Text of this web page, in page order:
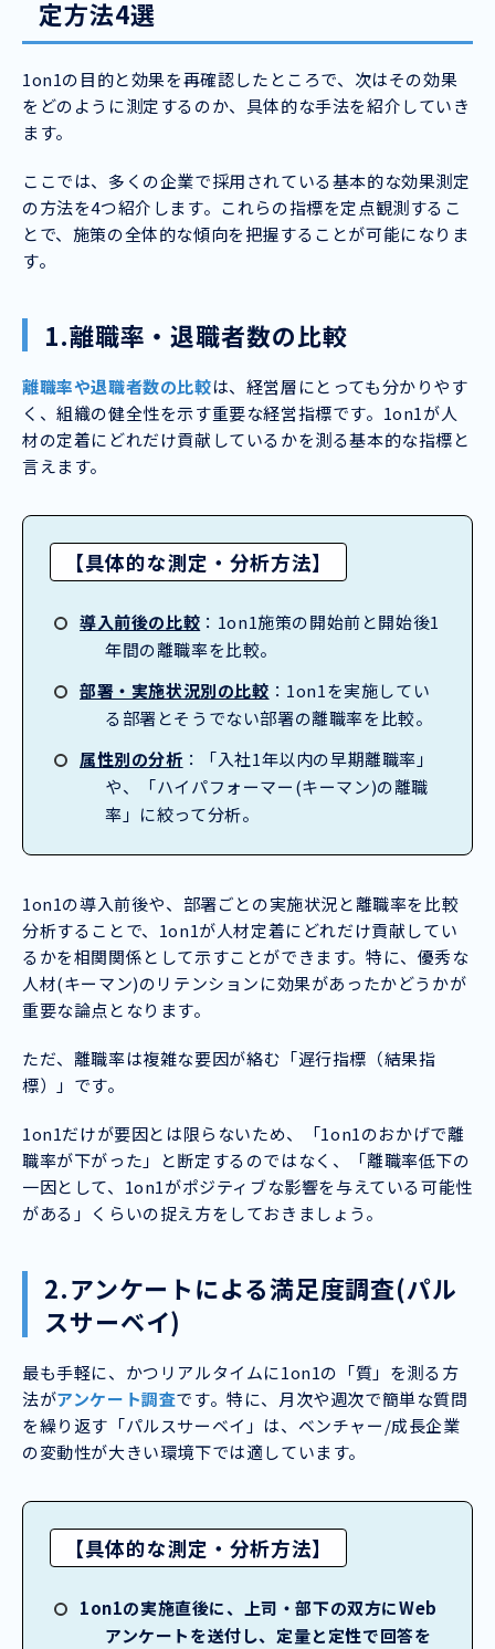
定方法4選
1on1の目的と効果を再確認したところで、次はその効果
をどのように測定するのか、具体的な手法を紹介していき
ます。
ここでは、多くの企業で採用されている基本的な効果測定
の方法を4つ紹介します。これらの指標を定点観測するこ
とで、施策の全体的な傾向を把握することが可能になりま
す。
1.離職率・退職者数の比較
離職率や退職者数の比較は、経営層にとっても分かりやす
く、組織の健全性を示す重要な経営指標です。1on1が人
材の定着にどれだけ貢献しているかを測る基本的な指標と
言えます。
【具体的な測定・分析方法】
導入前後の比較 ：1on1施策の開始前と開始後1
年間の離職率を比較。
部署・実施状況別の比較 ：1on1を実施してい
る部署とそうでない部署の離職率を比較。
属性別の分析 ：「入社1年以内の早期離職率」
や、「ハイパフォーマー(キーマン)の離職
率」に絞って分析。
1on1の導入前後や、部署ごとの実施状況と離職率を比較
分析することで、1on1が人材定着にどれだけ貢献してい
るかを相関関係として示すことができます。特に、優秀な
人材(キーマン)のリテンションに効果があったかどうかが
重要な論点となります。
ただ、離職率は複雑な要因が絡む「遅行指標（結果指
標）」です。
1on1だけが要因とは限らないため、「1on1のおかげで離
職率が下がった」と断定するのではなく、「離職率低下の
一因として、1on1がポジティブな影響を与えている可能性
がある」くらいの捉え方をしておきましょう。
2.アンケートによる満足度調査(パル
スサーベイ)
最も手軽に、かつリアルタイムに1on1の「質」を測る方
法がアンケート調査です。特に、月次や週次で簡単な質問
を繰り返す「パルスサーベイ」は、ベンチャー/成長企業
の変動性が大きい環境下では適しています。
【具体的な測定・分析方法】
1on1の実施直後に、上司・部下の双方にWeb
アンケートを送付し、定量と定性で回答を